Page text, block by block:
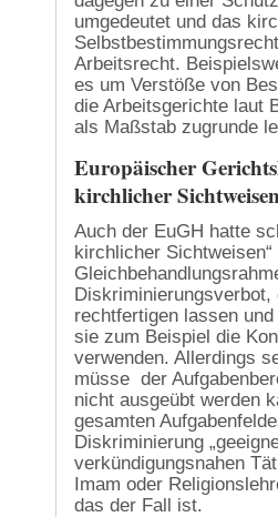
umgedeutet und das
Arbeitsrecht.
es um Verstöße von
die Arbeitsgerichte laut
als Maßstab zugrunde
Europäischer
kirchlicher
Auch der EuGH hatte
kirchlicher
rechtfertigen lassen
sie zum Beispiel die
verwenden. Allerdings
müsse der
nicht ausgeübt werden
gesamten
Diskriminierung
verkündigungsnahen
Imam oder
das der Fall ist.